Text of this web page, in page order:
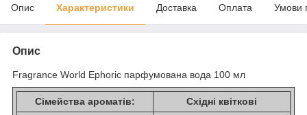
Опис Характеристики Доставка Оплата Умови
Опис
Fragrance World Ephoric парфумована вода 100 мл
Сімейства ароматів:
Східні квіткові